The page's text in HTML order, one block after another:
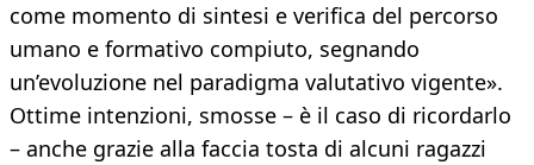
come momento di sintesi e verifica del percorso
umano e formativo compiuto, segnando
un’evoluzione nel paradigma valutativo vigente».
Ottime intenzioni, smosse – è il caso di ricordarlo
– anche grazie alla faccia tosta di alcuni ragazzi